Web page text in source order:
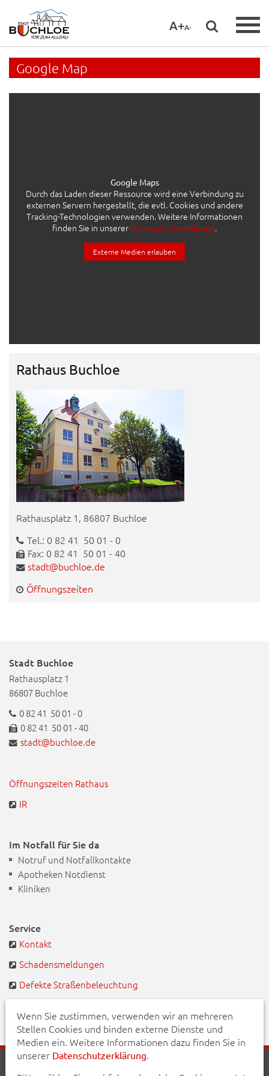
A+A-
Google Map
Google Maps
Durch das Laden dieser Ressource wird eine Verbindung zu
externen Servern hergestellt, die evtl. Cookies und andere
Tracking-Technologien verwenden. Weitere Informationen
finden Sie in unserer Datenschutzerklärung.
Externe Medien erlauben
Rathaus Buchloe
Rathausplatz 1, 86807 Buchloe
Tel.: 0 82 41 50 01 - 0
Fax: 0 82 41 50 01 - 40
stadt@buchloe.de
Öffnungszeiten
Stadt Buchloe
Rathausplatz 1
86807 Buchloe
0 82 41 50 01 - 0
0 82 41 50 01 - 40
stadt@buchloe.de
Öffnungszeiten Rathaus
IR
Im Notfall für Sie da
Notruf und Notfallkontakte
Apotheken Notdienst
Kliniken
Service
Kontakt
Schadensmeldungen
Defekte Straßenbeleuchtung
Wenn Sie zustimmen, verwenden wir an mehreren
Stellen Cookies und binden externe Dienste und
Medien ein. Weitere Informationen dazu finden Sie in
unserer Datenschutzerklärung.